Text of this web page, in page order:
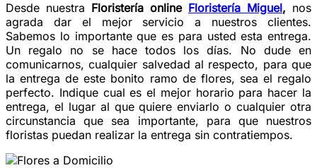
Desde nuestra Floristería online Floristería Miguel, nos
agrada dar el mejor servicio a nuestros clientes.
Sabemos lo importante que es para usted esta entrega.
Un regalo no se hace todos los días. No dude en
comunicarnos, cualquier salvedad al respecto, para que
la entrega de este bonito ramo de flores, sea el regalo
perfecto. Indique cual es el mejor horario para hacer la
entrega, el lugar al que quiere enviarlo o cualquier otra
circunstancia que sea importante, para que nuestros
floristas puedan realizar la entrega sin contratiempos.